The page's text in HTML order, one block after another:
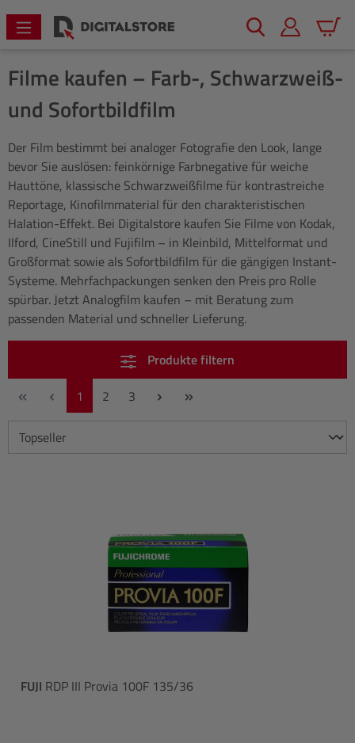
springen
Filme kaufen – Farb-, Schwarzweiß-
und Sofortbildfilm
Der Film bestimmt bei analoger Fotografie den Look, lange
bevor Sie auslösen: feinkörnige Farbnegative für weiche
Hauttöne, klassische Schwarzweißfilme für kontrastreiche
Reportage, Kinofilmmaterial für den charakteristischen
Halation-Effekt. Bei Digitalstore kaufen Sie Filme von Kodak,
Ilford, CineStill und Fujifilm – in Kleinbild, Mittelformat und
Großformat sowie als Sofortbildfilm für die gängigen Instant-
Systeme. Mehrfachpackungen senken den Preis pro Rolle
spürbar. Jetzt Analogfilm kaufen – mit Beratung zum
passenden Material und schneller Lieferung.
Produkte filtern
Seite
1 Seite
2 Seite
3
FUJI RDP III Provia 100F 135/36